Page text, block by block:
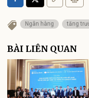
Ngân hàng tăng
BÀI LIÊN QUAN